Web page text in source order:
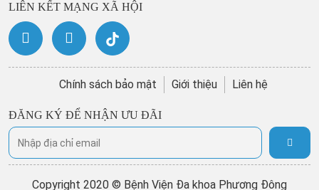
LIÊN KẾT MẠNG XÃ HỘI
Chính sách bảo mật Giới thiệu Liên hệ
ĐĂNG KÝ ĐỂ NHẬN ƯU ĐÃI
Copyright 2020 © Bệnh Viện Đa khoa Phương Đông